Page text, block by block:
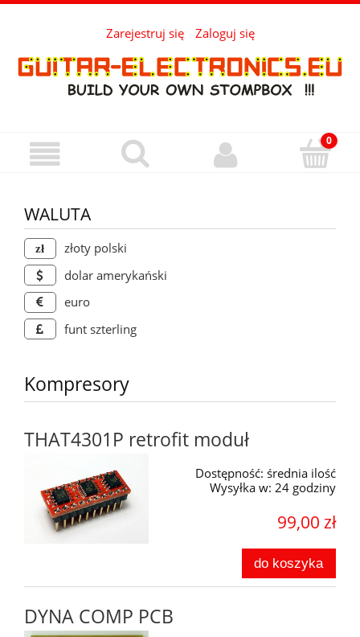
Zarejestruj się Zaloguj się
WALUTA
złoty polski
dolar amerykański
euro
funt szterling
Kompresory
THAT4301P retrofit moduł
Dostępność: średnia ilość
Wysyłka w: 24 godziny
99,00 zł
do koszyka
DYNA COMP PCB